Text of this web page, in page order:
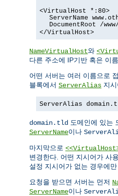
<VirtualHost *:80>
ServerName
DocumentRoot /
</VirtualHost>
NameVirtualHost와
다른 주소에 IP기반 혹은 이
어떤 서버는 여러 이름으로
블록에서 ServerAlias 지
ServerAlias
domain.tld 도메인에 있는
ServerName이나
마지막으로
변경한다. 어떤 지시어가 사
설정 지시어가 없는 경우에만
요청을 받으면 서버는 먼저
ServerName이나